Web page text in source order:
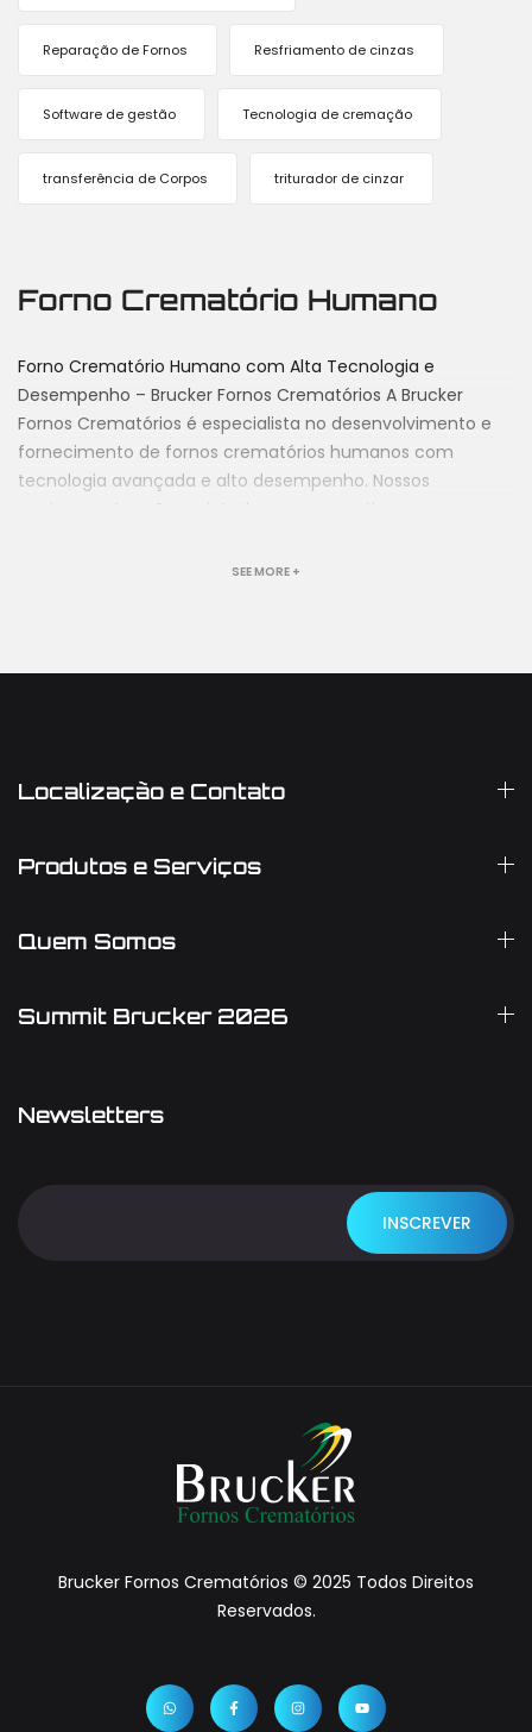
Reparação de Fornos Resfriamento de cinzas
Software de gestão Tecnologia de cremação
transferência de Corpos triturador de cinzar
Forno Crematório Humano
Forno Crematório Humano com Alta Tecnologia e
Desempenho – Brucker Fornos Crematórios A Brucker
Fornos Crematórios é especialista no desenvolvimento e
fornecimento de fornos crematórios humanos com
tecnologia avançada e alto desempenho. Nossos
equipamentos são projetados para garantir um processo
atendendo às exigências dos cemitérios, funerárias e
respeitam o meio ambiente e os valores humanos. Ideal
SEE MORE +
Localização e Contato
Produtos e Serviços
Quem Somos
Summit Brucker 2026
Newsletters
Brucker Fornos Crematórios © 2025 Todos Direitos
Reservados.